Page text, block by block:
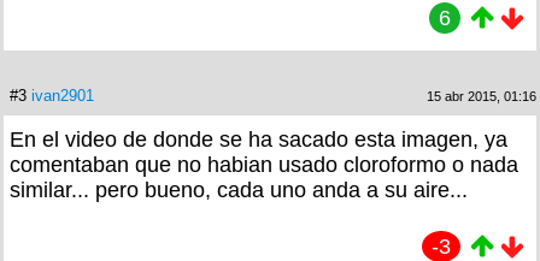
6
#3 ivan2901 15 abr 2015, 01:16
En el video de donde se ha sacado esta imagen, ya
comentaban que no habian usado cloroformo o nada
similar... pero bueno, cada uno anda a su aire...
-3